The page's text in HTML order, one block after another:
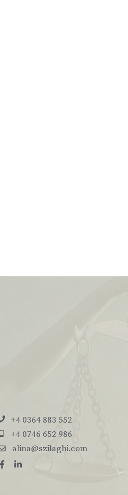
+4 0364 883 552
+4 0746 652 986
alina@szilaghi.com